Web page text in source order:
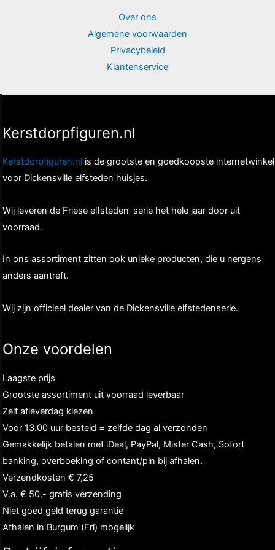
Over ons
Algemene voorwaarden
Privacybeleid
Klantenservice
Kerstdorpfiguren.nl
Kerstdorpfiguren.nl is de grootste en goedkoopste internetwinkel
voor Dickensville elfsteden huisjes.
Wij leveren de Friese elfsteden-serie het hele jaar door uit
voorraad.
In ons assortiment zitten ook unieke producten, die u nergens
anders aantreft.
Wij zijn officieel dealer van de Dickensville elfstedenserie.
Onze voordelen
Laagste prijs
Grootste assortiment uit voorraad leverbaar
Zelf afleverdag kiezen
Voor 13.00 uur besteld = zelfde dag al verzonden
Gemakkelijk betalen met iDeal, PayPal, Mister Cash, Sofort
banking, overboeking of contant/pin bij afhalen.
Verzendkosten € 7,25
V.a. € 50,- gratis verzending
Niet goed geld terug garantie
Afhalen in Burgum (Frl) mogelijk